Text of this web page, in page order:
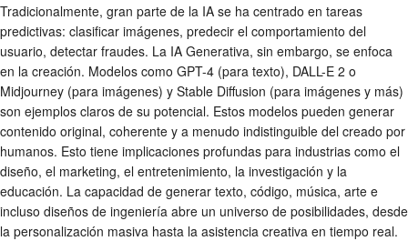
Tradicionalmente, gran parte de la IA se ha centrado en tareas
predictivas: clasificar imágenes, predecir el comportamiento del
usuario, detectar fraudes. La IA Generativa, sin embargo, se enfoca
en la creación. Modelos como GPT-4 (para texto), DALL-E 2 o
Midjourney (para imágenes) y Stable Diffusion (para imágenes y más)
son ejemplos claros de su potencial. Estos modelos pueden generar
contenido original, coherente y a menudo indistinguible del creado por
humanos. Esto tiene implicaciones profundas para industrias como el
diseño, el marketing, el entretenimiento, la investigación y la
educación. La capacidad de generar texto, código, música, arte e
incluso diseños de ingeniería abre un universo de posibilidades, desde
la personalización masiva hasta la asistencia creativa en tiempo real.